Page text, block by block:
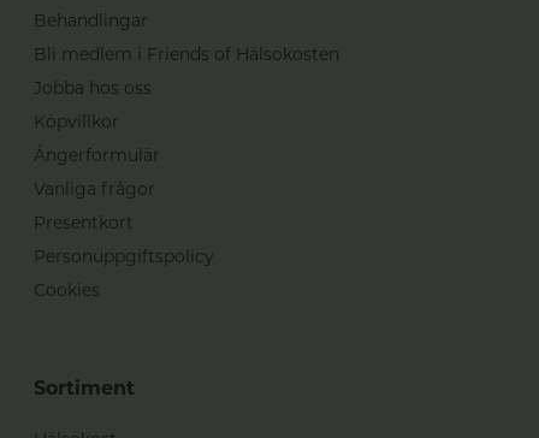
Behandlingar
Bli medlem i Friends of Hälsokosten
Jobba hos oss
Köpvillkor
Ångerformulär
Vanliga frågor
Presentkort
Personuppgiftspolicy
Cookies
Sortiment